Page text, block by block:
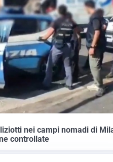
nei campi nomadi di
controllate